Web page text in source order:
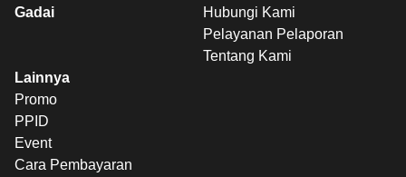
Gadai
Hubungi Kami
Pelayanan Pelaporan
Tentang Kami
Lainnya
Promo
PPID
Event
Cara Pembayaran